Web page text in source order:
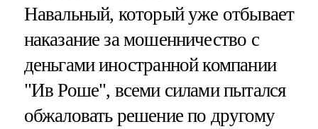
Навальный, который уже отбывает
наказание за мошенничество с
деньгами иностранной компании
"Ив Роше", всеми силами пытался
обжаловать решение по другому